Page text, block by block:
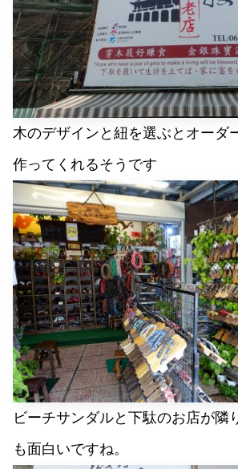
木のデザインと紐を選ぶとオーダ
作ってくれるそうです
ビーチサンダルと下駄のお店が隣
も面白いですね。